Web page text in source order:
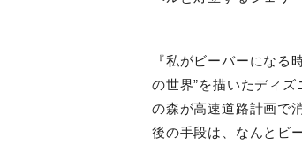
『私がビーバーになる
の世界”を描いたディ
の森が高速道路計画で
後の手段は、なんとビ